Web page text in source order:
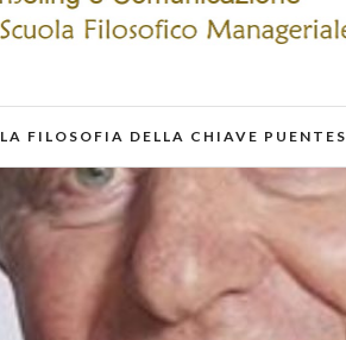
LA FILOSOFIA DELLA CHIAVE PUENTES